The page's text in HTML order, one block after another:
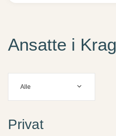
Ansatte i
Alle
Privat